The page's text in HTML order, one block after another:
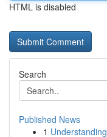
HTML is disabled
Search
Published News
1